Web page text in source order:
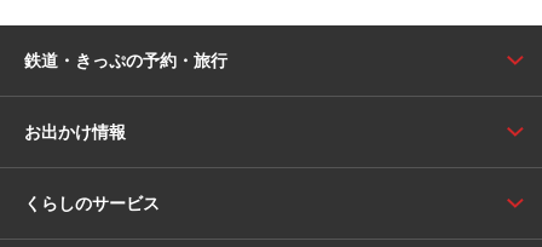
鉄道・きっぷの予約・旅行
お出かけ情報
くらしのサービス